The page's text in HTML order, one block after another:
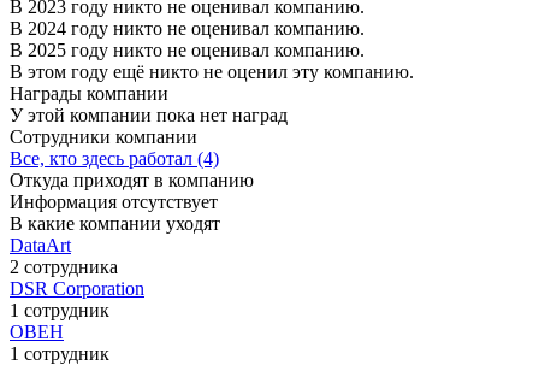
В 2023 году никто не оценивал компанию.
В 2024 году никто не оценивал компанию.
В 2025 году никто не оценивал компанию.
В этом году ещё никто не оценил эту компанию.
Награды компании
У этой компании пока нет наград
Сотрудники компании
Все, кто здесь работал (4)
Откуда приходят в компанию
Информация отсутствует
В какие компании уходят
DataArt
2 сотрудника
DSR Corporation
1 сотрудник
ОВЕН
1 сотрудник